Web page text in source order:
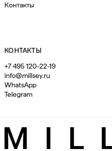
Контакты
КОНТАКТЫ
+7 495 120-22-19
info@millsey.ru
WhatsApp
Telegram